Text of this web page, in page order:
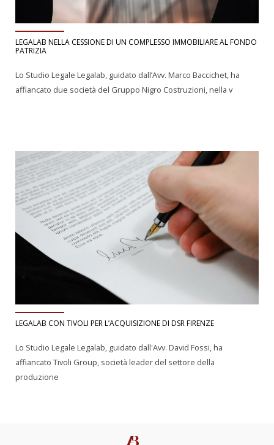
LEGALAB NELLA CESSIONE DI UN COMPLESSO IMMOBILIARE AL FONDO
PATRIZIA
Lo Studio Legale Legalab, guidato dall’Avv. Marco Baccichet, ha
affiancato due società del Gruppo Nigro Costruzioni, nella v
LEGALAB CON TIVOLI PER L’ACQUISIZIONE DI DSR FIRENZE
Lo Studio Legale Legalab, guidato dall'Avv. David Fossi, ha
affiancato Tivoli Group, società leader del settore della
produzione